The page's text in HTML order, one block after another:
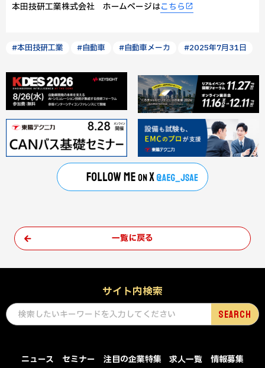
本田技研工業株式会社 ホームページはこちら
#本田技研工業 #自動車 #自動車メーカ #2025年7月31日
一覧に戻る
サイト内検索
ニュース セミナー 注目の企業特集 求人一覧 情報募集